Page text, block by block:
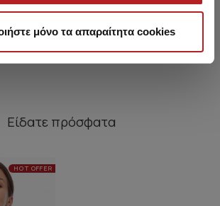
μόνο τα απαραίτητα cookies
€
P/UP Bikini Top
9,55 €
Είδατε πρόσφατα
HOT OFFER